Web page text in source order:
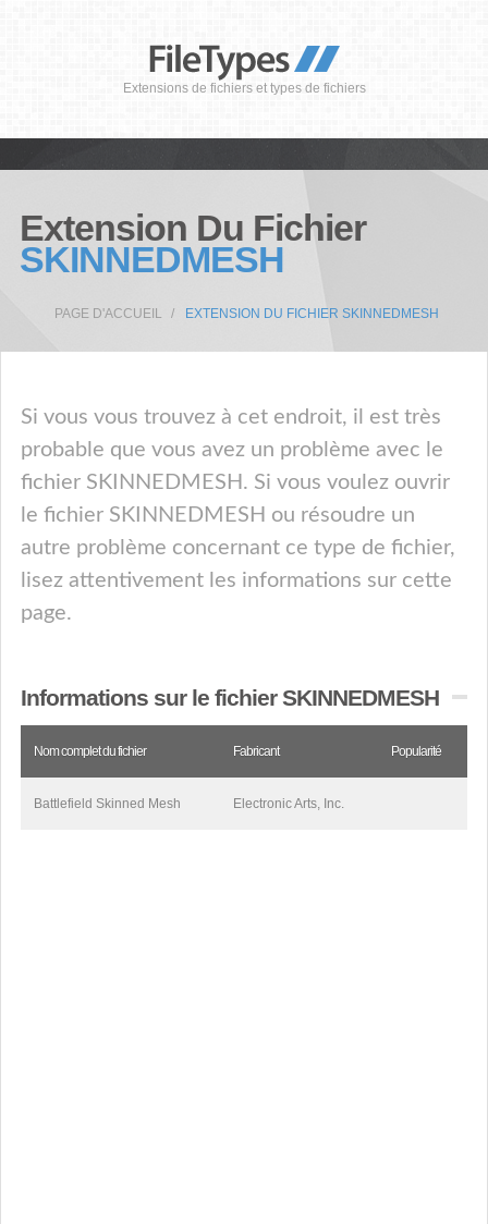
Extensions de fichiers et types de fichiers
Extension Du Fichier
SKINNEDMESH
PAGE D'ACCUEIL EXTENSION DU FICHIER SKINNEDMESH
Si vous vous trouvez à cet endroit, il est très
probable que vous avez un problème avec le
fichier SKINNEDMESH. Si vous voulez ouvrir
le fichier SKINNEDMESH ou résoudre un
autre problème concernant ce type de fichier,
lisez attentivement les informations sur cette
page.
Informations sur le fichier SKINNEDMESH
Nom complet du fichier Fabricant Popularité
Battlefield Skinned Mesh Electronic Arts, Inc.